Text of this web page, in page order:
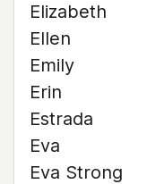
Elizabeth
Ellen
Emily
Erin
Estrada
Eva
Eva Strong